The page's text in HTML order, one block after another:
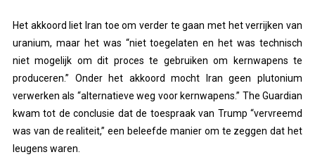
Het akkoord liet Iran toe om verder te gaan met het verrijken van
uranium, maar het was “niet toegelaten en het was technisch
niet mogelijk om dit proces te gebruiken om kernwapens te
produceren.” Onder het akkoord mocht Iran geen plutonium
verwerken als “alternatieve weg voor kernwapens.” The Guardian
kwam tot de conclusie dat de toespraak van Trump “vervreemd
was van de realiteit,” een beleefde manier om te zeggen dat het
leugens waren.